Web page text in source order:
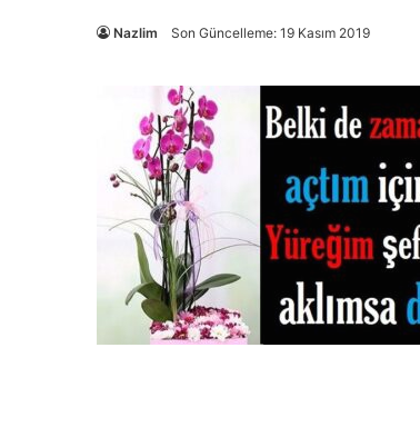
Nazlim Son Güncelleme: 19 Kasım 2019